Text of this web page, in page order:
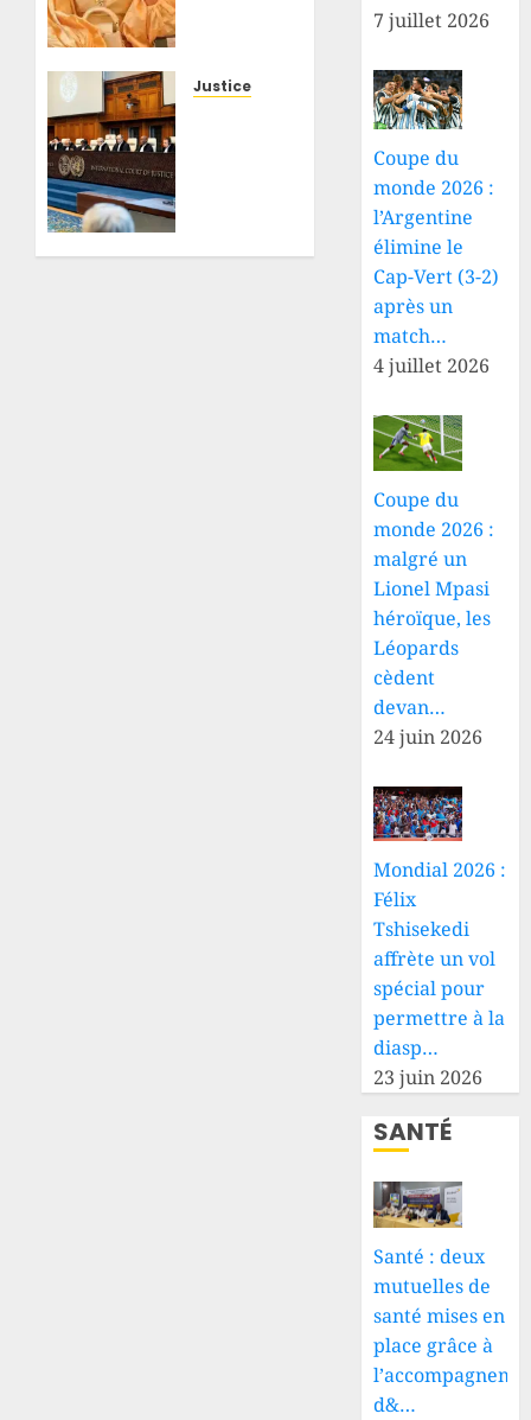
un
Justice
7 juillet 2026
Coupe du
monde 2026 :
l’Argentine
élimine le
Cap-Vert (3-2)
après un
match…
4 juillet 2026
Coupe du
monde 2026 :
malgré un
Lionel Mpasi
héroïque, les
Léopards
cèdent
devan…
24 juin 2026
Mondial 2026 :
Félix
Tshisekedi
affrète un vol
spécial pour
permettre à la
diasp…
23 juin 2026
SANTÉ
Santé : deux
mutuelles de
santé mises en
place grâce à
d&…